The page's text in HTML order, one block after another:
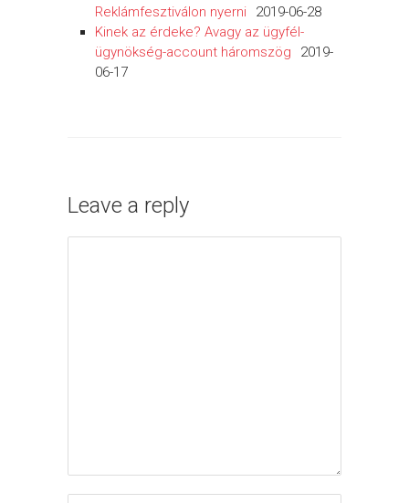
Reklámfesztiválon nyerni
2019-06-28
Kinek az érdeke? Avagy az ügyfél-
ügynökség-account háromszög
2019-
06-17
Leave a reply